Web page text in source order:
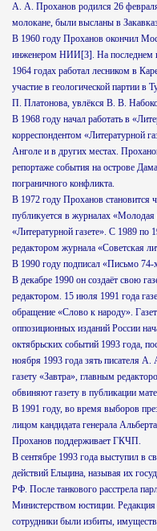
А. А. Проханов родился 26
молокане, были высланы в
В 1960 году Проханов окончил
инженером НИИ[3]. На последнем
1964 годах работал лесником в
участие в геологической партии
П. Платонова, увлёкся В. В.
В 1968 году начал работать в
корреспондентом «Литературной
Анголе и в других местах.
репортаже события на острове
пограничного конфликта.
В 1972 году Проханов
публикуется в журналах
«Литературной газете». С 1989 по
редактором журнала «Советская
В 1990 году подписал «Письмо 74-
В декабре 1990 он создаёт свою
редактором. 15 июля 1991 года
обращение «Слово к народу».
оппозиционных изданий России
октябрьских событий 1993 года,
ноября 1993 года зять писателя
газету «Завтра», главным
обвиняют газету в публикации
В 1991 году, во время выборов
лицом кандидата генерала
Проханов поддерживает ГКЧП.
В сентябре 1993 года выступил в
действий Ельцина, называя их
РФ. После танкового расстрела
Министерством юстиции.
сотрудники были избиты,